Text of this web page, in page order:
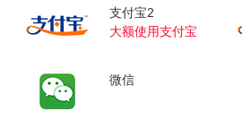
支付宝2
大额使用支付宝
微信